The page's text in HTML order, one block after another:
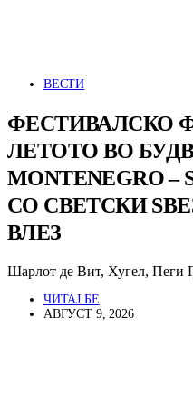
ВЕСТИ
ФЕСТИВАЛСКО
ЛЕТОТО ВО
MONTENEGRO –
СО СВЕТСКИ
ВЛЕЗ
Шарлот де Вит, Хугел,
ЧИТАЈ БЕ
АВГУСТ 9, 2026